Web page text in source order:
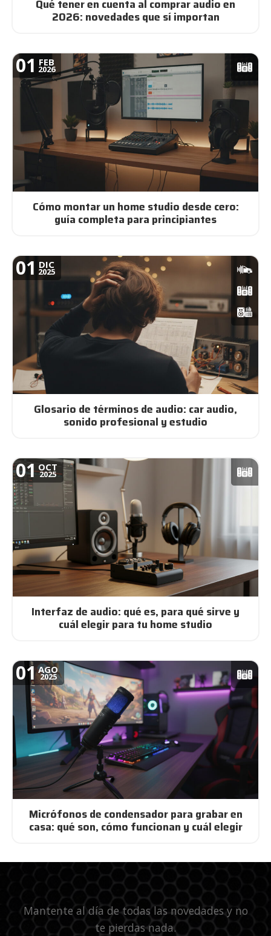
Qué tener en cuenta al comprar audio en
2026: novedades que sí importan
01 FEB
2026
Cómo montar un home studio desde cero:
guía completa para principiantes
01 DIC
2025
Glosario de términos de audio: car audio,
sonido profesional y estudio
01OCT
2025
Interfaz de audio: qué es, para qué sirve y
cuál elegir para tu home studio
01AGO
2025
Micrófonos de condensador para grabar en
casa: qué son, cómo funcionan y cuál elegir
Mantente al día de todas las novedades y no
te pierdas nada.